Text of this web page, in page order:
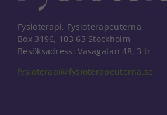
Fysioterapi, Fysioterapeuterna,
Box 3196, 103 63 Stockholm
Besöksadress: Vasagatan 48, 3 tr
fysioterapi@fysioterapeuterna.se